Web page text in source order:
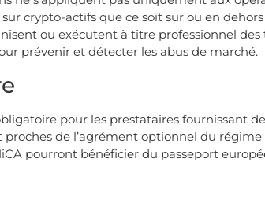
crypto-actifs que ce soit sur ou en
ou exécutent à titre professionnel
prévenir et détecter les abus de marché.
pour les prestataires fournissant
de l’agrément optionnel du
pourront bénéficier du passeport